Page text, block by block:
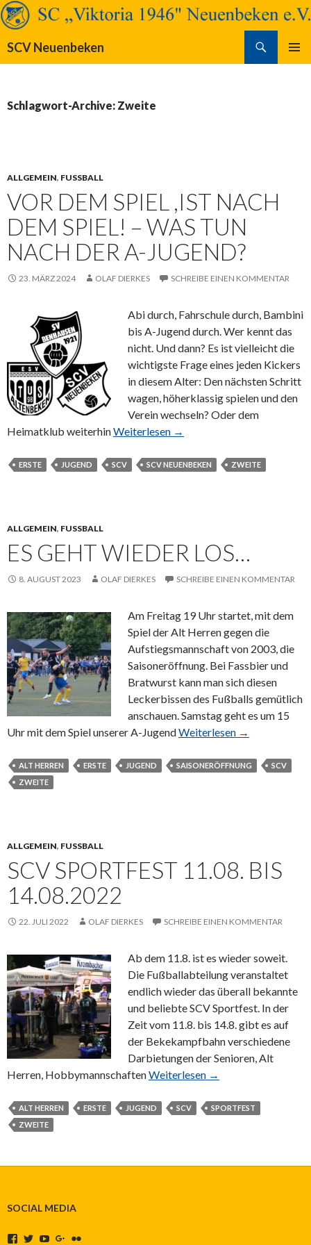
SCV Neuenbeken
Schlagwort-Archive: Zweite
ALLGEMEIN, FUSSBALL
VOR DEM SPIEL ,IST NACH
DEM SPIEL! – WAS TUN
NACH DER A-JUGEND?
23. MÄRZ 2024 OLAF DIERKES SCHREIBE EINEN KOMMENTAR
Abi durch, Fahrschule durch, Bambini
bis A-Jugend durch. Wer kennt das
nicht. Und dann? Es ist vielleicht die
wichtigste Frage eines jeden Kickers
in diesem Alter: Den nächsten Schritt
wagen, höherklassig spielen und den
Verein wechseln? Oder dem
Heimatklub weiterhinWeiterlesen →
ERSTE JUGEND SCV SCV NEUENBEKEN ZWEITE
ALLGEMEIN, FUSSBALL
ES GEHT WIEDER LOS…
8. AUGUST 2023 OLAF DIERKES SCHREIBE EINEN KOMMENTAR
Am Freitag 19 Uhr startet, mit dem
Spiel der Alt Herren gegen die
Aufstiegsmannschaft von 2003, die
Saisoneröffnung. Bei Fassbier und
Bratwurst kann man sich diesen
Leckerbissen des Fußballs gemütlich
anschauen. Samstag geht es um 15
Uhr mit dem Spiel unserer A-JugendWeiterlesen →
ALT HERREN ERSTE JUGEND SAISONERÖFFNUNG
SCV
ZWEITE
ALLGEMEIN, FUSSBALL
SCV SPORTFEST 11.08. BIS
14.08.2022
22. JULI 2022 OLAF DIERKES SCHREIBE EINEN KOMMENTAR
Ab dem 11.8. ist es wieder soweit.
Die Fußballabteilung veranstaltet
endlich wieder das überall bekannte
und beliebte SCV Sportfest. In der
Zeit vom 11.8. bis 14.8. gibt es auf
der Bekekampfbahn verschiedene
Darbietungen der Senioren, Alt
Herren, HobbymannschaftenWeiterlesen →
ALT HERREN ERSTE JUGEND SCV
SPORTFEST
ZWEITE
SOCIAL MEDIA
ProfilProfilProfilProfil